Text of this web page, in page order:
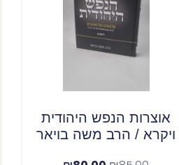
אוצרות הנפש היהודית
ויקרא / הרב משה בויאר